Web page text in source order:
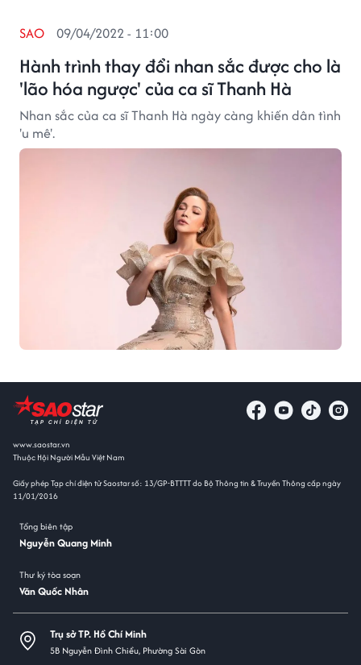
Hành trình thay đổi nhan sắc được cho là
'lão hóa ngược' của ca sĩ Thanh Hà
SAO 09/04/2022 - 11:00
Nhan sắc của ca sĩ Thanh Hà ngày càng khiến dân tình
'u mê'.
www.saostar.vn
Thuộc Hội Người Mẫu Việt Nam
Giấy phép Tạp chí điện tử Saostar số: 13/GP-BTTTT do Bộ Thông tin & Truyền Thông cấp ngày
11/01/2016
Tổng biên tập
Nguyễn Quang Minh
Thư ký tòa soạn
Văn Quốc Nhân
Trụ sở TP. Hồ Chí Minh
5B Nguyễn Đình Chiểu, Phường Sài Gòn